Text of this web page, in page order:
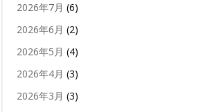
2026年7月 (6)
2026年6月 (2)
2026年5月 (4)
2026年4月 (3)
2026年3月 (3)